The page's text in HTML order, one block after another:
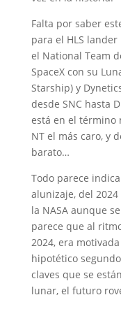
Falta por saber
para el HLS
el National Team
SpaceX con su
Starship) y
desde SNC hasta
está en el término
NT el más caro, y
barato…
Todo parece
alunizaje, del
la NASA aunque
parece que al
2024, era
hipotético
claves que se
lunar, el futuro